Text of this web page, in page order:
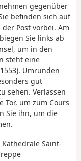
gegenüber
befinden sich auf
Post vorbei. Am
Sie links ab
um in den
steht eine
Umrunden
gut
sehen. Verlassen
Tor, um zum Cours
Sie ihn, um die
Saint-